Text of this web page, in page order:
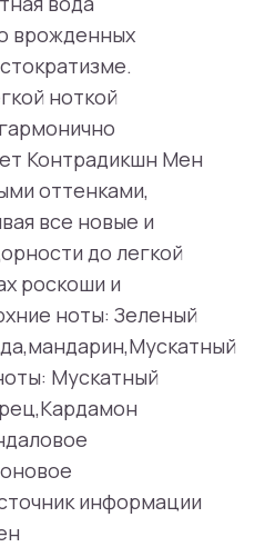
врожденных
ноткой
Контрадикшн Мен
оттенками,
все новые и
до легкой
роскоши и
ноты: Зеленый
Мускатный
информации